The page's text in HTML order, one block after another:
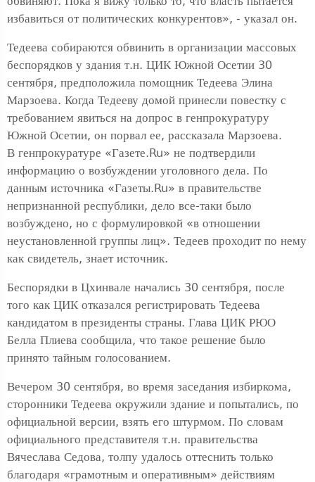
избавиться от политических конкурентов», - указал он.
Тедеева собираются обвинить в организации массовых
беспорядков у здания т.н. ЦИК Южной Осетии 30
сентября, предположила помощник Тедеева Элина
Марзоева. Когда Тедееву домой принесли повестку с
требованием явиться на допрос в генпрокуратуру
Южной Осетии, он порвал ее, рассказала Марзоева.
В генпрокуратуре «Газете.Ru» не подтвердили
информацию о возбуждении уголовного дела. По
данным источника «Газеты.Ru» в правительстве
непризнанной республики, дело все-таки было
возбуждено, но с формулировкой «в отношении
неустановленной группы лиц». Тедеев проходит по нему
как свидетель, знает источник.
Беспорядки в Цхинвале начались 30 сентября, после
того как ЦИК отказался регистрировать Тедеева
кандидатом в президенты страны. Глава ЦИК РЮО
Белла Плиева сообщила, что такое решение было
принято тайным голосованием.
Вечером 30 сентября, во время заседания избиркома,
сторонники Тедеева окружили здание и попытались, по
официальной версии, взять его штурмом. По словам
официального представителя т.н. правительства
Вячеслава Седова, толпу удалось оттеснить только
благодаря «грамотным и оперативным» действиям